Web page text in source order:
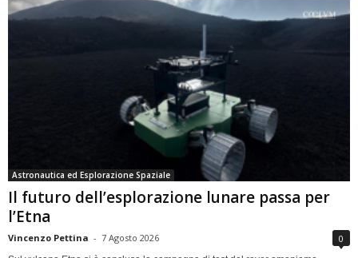
Astronautica ed Esplorazione Spaziale
Il futuro dell’esplorazione lunare passa per
l’Etna
Vincenzo Pettina - 7 Agosto 2026 0